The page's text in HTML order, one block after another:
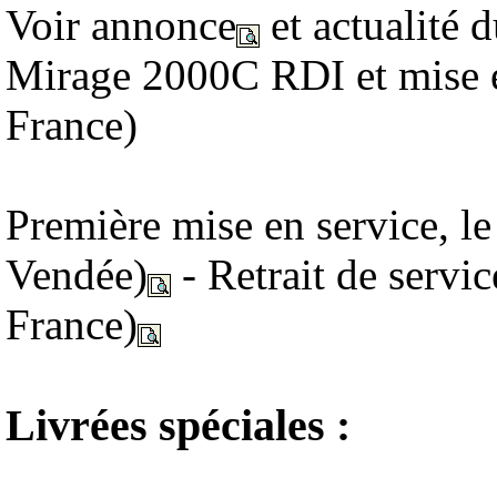
Voir annonce
et actualité
Mirage 2000C RDI et
France)
Première mise en service,
Vendée)
- Retrait de
France)
Livrées spéciales :